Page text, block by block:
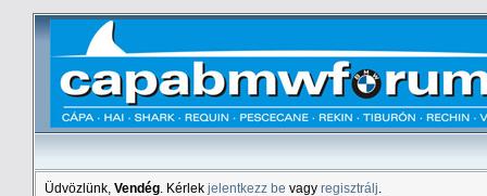
Üdvözlünk, Vendég . Kérlek jelentkezz be vagy regisztrálj